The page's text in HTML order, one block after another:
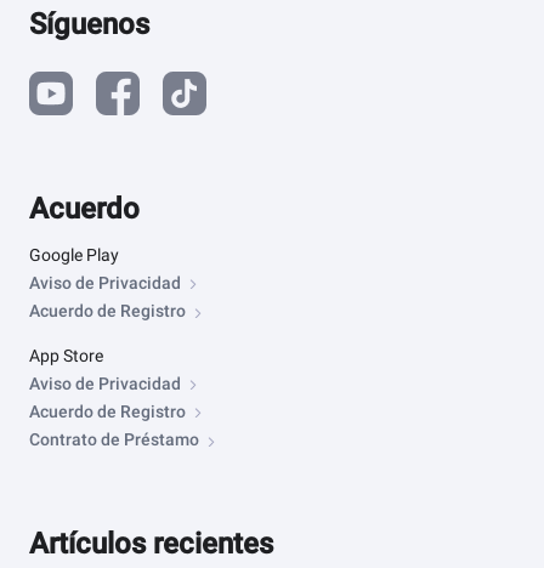
Síguenos
Acuerdo
Google Play
Aviso de Privacidad
Acuerdo de Registro
App Store
Aviso de Privacidad
Acuerdo de Registro
Contrato de Préstamo
Artículos recientes